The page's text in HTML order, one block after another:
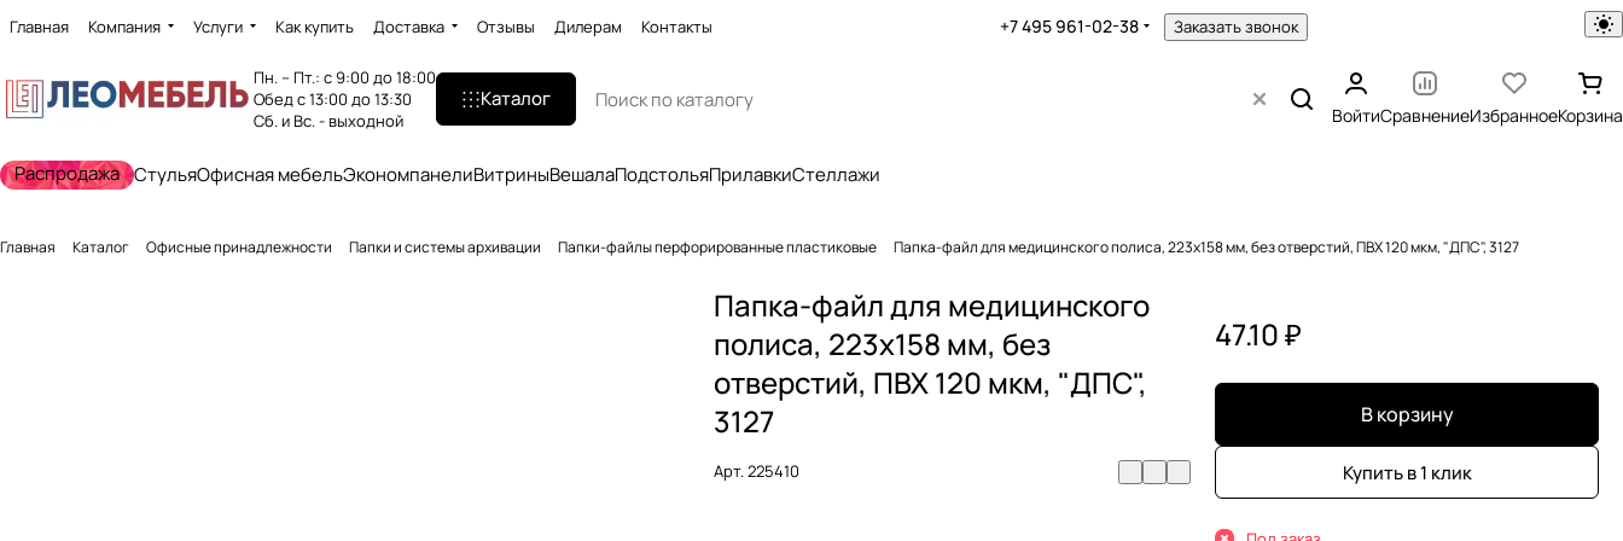
Главная Компания Услуги Как купить Доставка Отзывы Дилерам Контакты +7 495 961-02-38 Заказать звонок
Пн. – Пт.: с 9:00 до 18:00
Обед с 13:00 до 13:30
Сб. и Вс. - выходной
Каталог
ВойтиСравнениеИзбранноеКорзина
Распродажа СтульяОфисная мебельЭкономпанелиВитриныВешалаПодстольяПрилавкиСтеллажи
Главная Каталог Офисные принадлежности Папки и системы архивации Папки-файлы перфорированные пластиковые Папка-файл для медицинского полиса, 223х158 мм, без отверстий, ПВХ 120 мкм, "ДПС", 3127
Папка-файл для медицинского
полиса, 223х158 мм, без
отверстий, ПВХ 120 мкм, "ДПС",
3127
Арт.225410
47.10 ₽
В корзину
Купить в 1 клик